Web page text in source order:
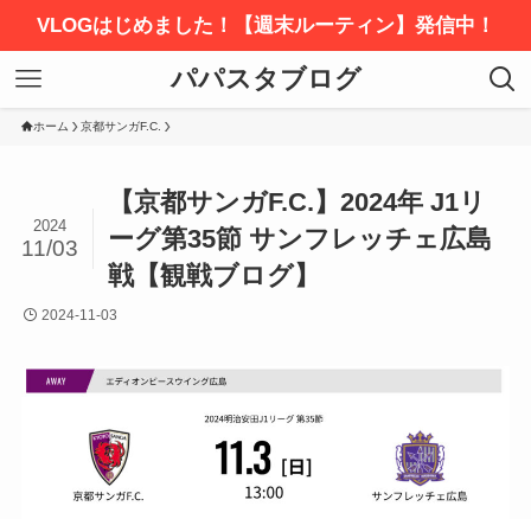
VLOGはじめました！【週末ルーティン】発信中！
パパスタブログ
ホーム 京都サンガF.C.
【京都サンガF.C.】2024年 J1リ
ーグ第35節 サンフレッチェ広島
戦【観戦ブログ】
2024
11/03
2024-11-03